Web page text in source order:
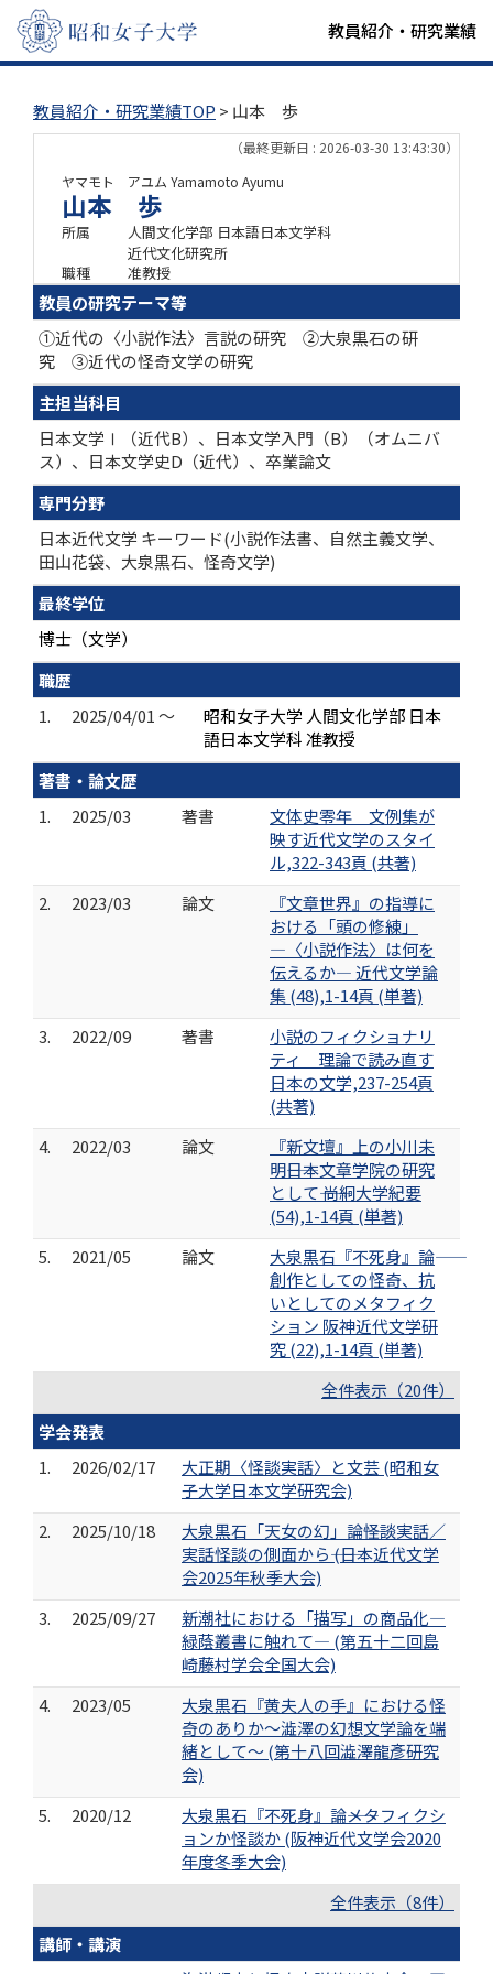
教員紹介・研究業績
教員紹介・研究業績TOP > 山本 歩
（最終更新日 : 2026-03-30 13:43:30）
ヤマモト アユム Yamamoto Ayumu
山本 歩
所属
人間文化学部 日本語日本文学科
近代文化研究所
職種
准教授
教員の研究テーマ等
①近代の〈小説作法〉言説の研究 ②大泉黒石の研
究 ③近代の怪奇文学の研究
主担当科目
日本文学Ⅰ（近代B）、日本文学入門（B）（オムニバ
ス）、日本文学史D（近代）、卒業論文
専門分野
日本近代文学 キーワード(小説作法書、自然主義文学、
田山花袋、大泉黒石、怪奇文学)
最終学位
博士（文学）
職歴
1.
2025/04/01 ～
昭和女子大学 人間文化学部 日本
語日本文学科 准教授
著書・論文歴
1.
2025/03 著書
文体史零年 文例集が
映す近代文学のスタイ
ル,322-343頁 (共著)
2.
2023/03 論文
『文章世界』の指導に
おける「頭の修練」
―〈小説作法〉は何を
伝えるか― 近代文学論
集 (48),1-14頁 (単著)
3.
2022/09 著書
小説のフィクショナリ
ティ 理論で読み直す
日本の文学,237-254頁
(共著)
4.
2022/03 論文
『新文壇』上の小川未
明――日本文章学院の研究
として―― 尚絅大学紀要
(54),1-14頁 (単著)
5.
2021/05 論文
大泉黒石『不死身』論――
創作としての怪奇、抗
いとしてのメタフィク
ション 阪神近代文学研
究 (22),1-14頁 (単著)
全件表示（20件）
学会発表
1.
2026/02/17
大正期〈怪談実話〉と文芸 (昭和女
子大学日本文学研究会)
2.
2025/10/18
大泉黒石「天女の幻」論――怪談実話／
実話怪談の側面から―― (日本近代文学
会2025年秋季大会)
3.
2025/09/27
新潮社における「描写」の商品化―
緑蔭叢書に触れて― (第五十二回島
崎藤村学会全国大会)
4.
2023/05
大泉黒石『黄夫人の手』における怪
奇のありか～澁澤の幻想文学論を端
緒として～ (第十八回澁澤龍彥研究
会)
5.
2020/12
大泉黒石『不死身』論――メタフィクシ
ョンか怪談か (阪神近代文学会2020
年度冬季大会)
全件表示（8件）
講師・講演